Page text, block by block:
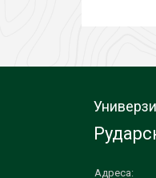
Адреса: